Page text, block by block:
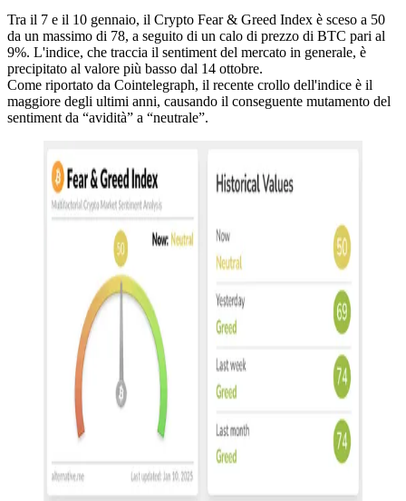
Tra il 7 e il 10 gennaio, il Crypto Fear & Greed Index è sceso a 50
da un massimo di 78, a seguito di un calo di prezzo di BTC pari al
9%. L'indice, che traccia il sentiment del mercato in generale, è
precipitato al valore più basso dal 14 ottobre.
Come riportato da Cointelegraph, il recente crollo dell'indice è il
maggiore degli ultimi anni, causando il conseguente mutamento del
sentiment da “avidità” a “neutrale”.